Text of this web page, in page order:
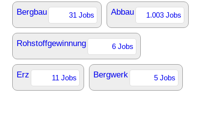
Bergbau 31 Jobs Abbau 1.003 Jobs
Rohstoffgewinnung 6 Jobs
Erz 11 Jobs Bergwerk 5 Jobs